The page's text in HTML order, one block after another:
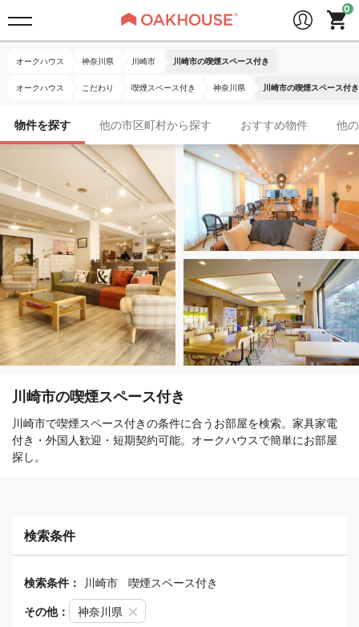
オークハウス 神奈川県 川崎市 川崎市の喫煙スペース付き
オークハウス こだわり 喫煙スペース付き 神奈川県 川崎市の喫煙スペース付き
物件を探す 他の市区町村から探す おすすめ物件 他
川崎市の喫煙スペース付き
川崎市で喫煙スペース付きの条件に合うお部屋を検索。家具家電
付き・外国人歓迎・短期契約可能。オークハウスで簡単にお部屋
探し。
検索条件
検索条件： 川崎市 喫煙スペース付き
その他： 神奈川県